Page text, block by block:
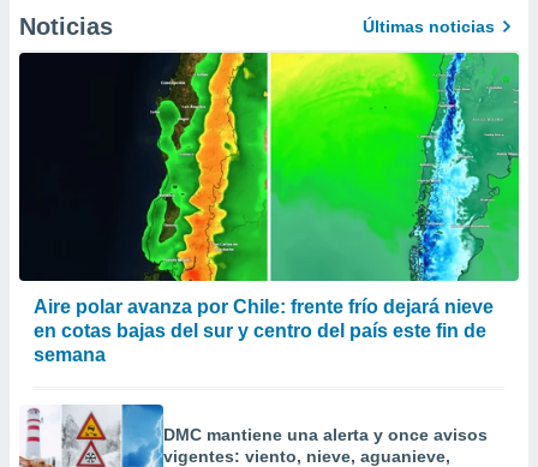
Noticias Últimas noticias
Aire polar avanza por Chile: frente frío dejará nieve
en cotas bajas del sur y centro del país este fin de
semana
DMC mantiene una alerta y once avisos
vigentes: viento, nieve, aguanieve,